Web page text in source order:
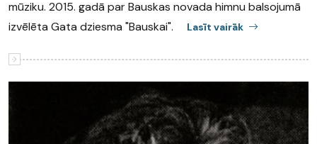
mūziku. 2015. gadā par Bauskas novada himnu balsojumā
izvēlēta Gata dziesma "Bauskai".
Lasīt vairāk